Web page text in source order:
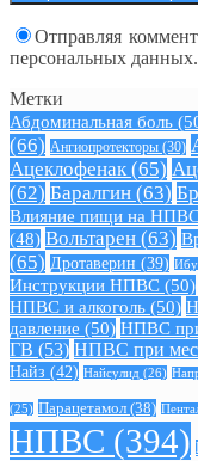
Отправляя
персональных данных.
Метки
Абдоминальная боль
(66) Ангиопротекторы (30)
Ацеклофенак (65)
(62) Баралгин (63)
Влияние пищи на
(48) Вольтарен (63)
(65) Дротаверин (39)
Инструкции НПВС (50)
НПВС и алкоголь (50)
давление (50) НПВС
ГВ (53) НПВС при
Найз (42) Найсулид (26)
(25) Парацетамол (38)
НПВС (394)